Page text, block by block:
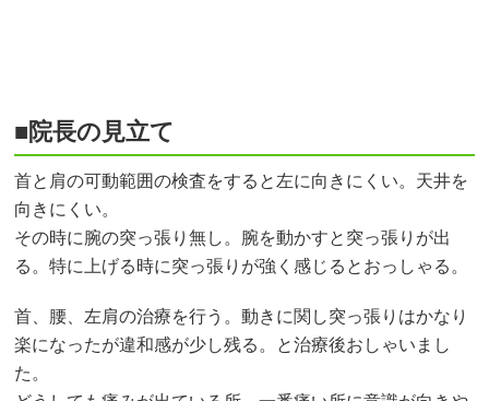
■院長の見立て
首と肩の可動範囲の検査をすると左に向きにくい。天井を
向きにくい。
その時に腕の突っ張り無し。腕を動かすと突っ張りが出
る。特に上げる時に突っ張りが強く感じるとおっしゃる。
首、腰、左肩の治療を行う。動きに関し突っ張りはかなり
楽になったが違和感が少し残る。と治療後おしゃいまし
た。